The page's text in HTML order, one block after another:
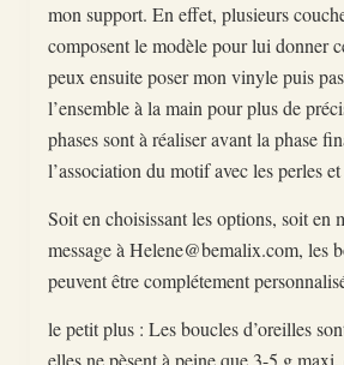
mon support. En effet, plusieurs
composent le modèle pour lui donner
peux ensuite poser mon vinyle puis
l’ensemble à la main pour plus de
phases sont à réaliser avant la phase
l’association du motif avec les perles
Soit en choisissant les options, soit en
message à Helene@bemalix.com, les
peuvent être complétement
le petit plus : Les boucles d’oreilles
elles ne pèsent à peine que 3-5 g